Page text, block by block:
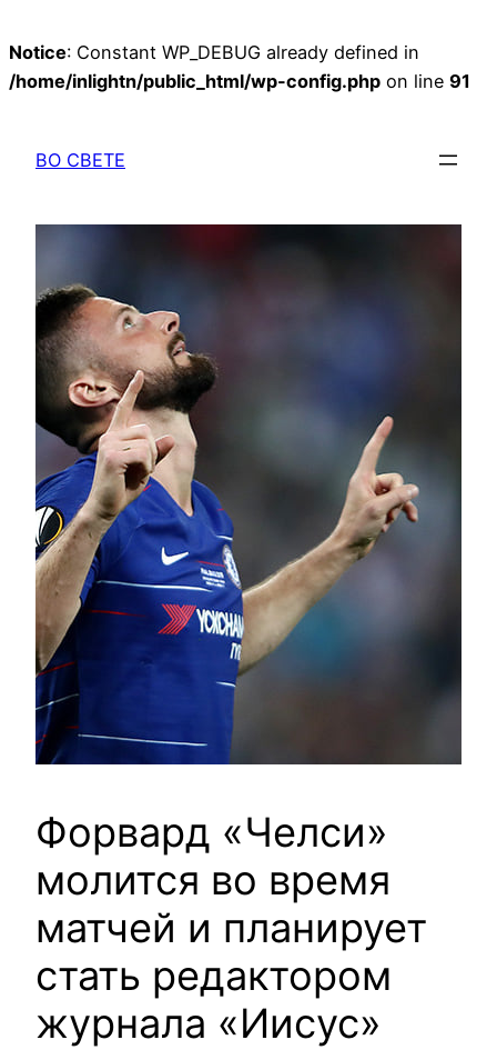
Notice: Constant WP_DEBUG already defined in
/home/inlightn/public_html/wp-config.php on line 91
содержимому
ВО СВЕТЕ
Форвард «Челси»
молится во время
матчей и планирует
стать редактором
журнала «Иисус»